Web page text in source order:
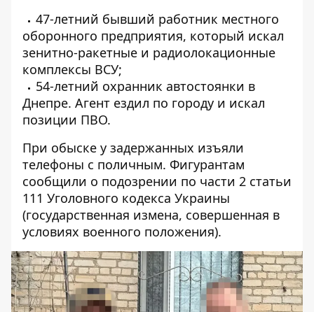
47-летний бывший работник местного
оборонного предприятия, который искал
зенитно-ракетные и радиолокационные
комплексы ВСУ;
54-летний охранник автостоянки в
Днепре. Агент ездил по городу и искал
позиции ПВО.
При обыске у задержанных изъяли
телефоны с поличным. Фигурантам
сообщили о подозрении по части 2 статьи
111 Уголовного кодекса Украины
(государственная измена, совершенная в
условиях военного положения).